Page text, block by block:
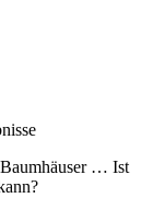
… Ist